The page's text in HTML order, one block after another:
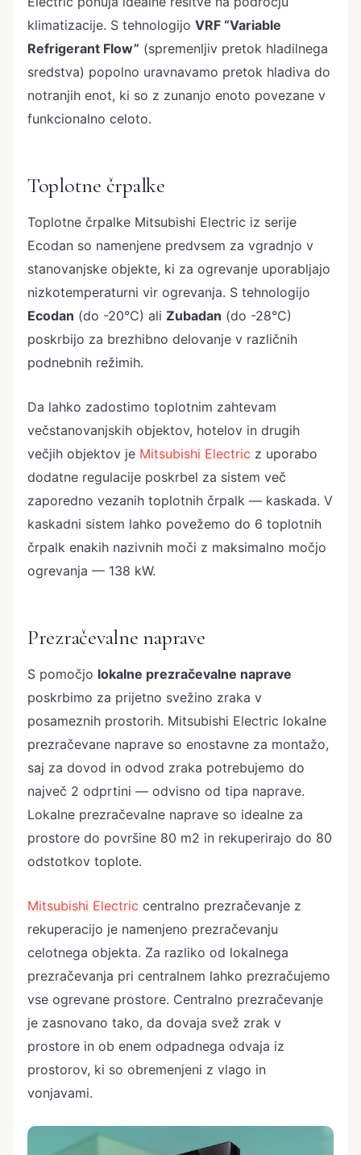
klimatizacije. S tehnologijo VRF “Variable
Refrigerant Flow” (spremenljiv pretok hladilnega
sredstva) popolno uravnavamo pretok hladiva do
notranjih enot, ki so z zunanjo enoto povezane v
funkcionalno celoto.
Toplotne črpalke
Toplotne črpalke Mitsubishi Electric iz serije
Ecodan so namenjene predvsem za vgradnjo v
stanovanjske objekte, ki za ogrevanje uporabljajo
nizkotemperaturni vir ogrevanja. S tehnologijo
Ecodan (do -20°C) ali Zubadan (do -28°C)
poskrbijo za brezhibno delovanje v različnih
podnebnih režimih.
Da lahko zadostimo toplotnim zahtevam
večstanovanjskih objektov, hotelov in drugih
večjih objektov je Mitsubishi Electric z uporabo
dodatne regulacije poskrbel za sistem več
zaporedno vezanih toplotnih črpalk — kaskada. V
kaskadni sistem lahko povežemo do 6 toplotnih
črpalk enakih nazivnih moči z maksimalno močjo
ogrevanja — 138 kW.
Prezračevalne naprave
S pomočjo lokalne prezračevalne naprave
poskrbimo za prijetno svežino zraka v
posameznih prostorih. Mitsubishi Electric lokalne
prezračevane naprave so enostavne za montažo,
saj za dovod in odvod zraka potrebujemo do
največ 2 odprtini — odvisno od tipa naprave.
Lokalne prezračevalne naprave so idealne za
prostore do površine 80 m2 in rekuperirajo do 80
odstotkov toplote.
Mitsubishi Electric centralno prezračevanje z
rekuperacijo je namenjeno prezračevanju
celotnega objekta. Za razliko od lokalnega
prezračevanja pri centralnem lahko prezračujemo
vse ogrevane prostore. Centralno prezračevanje
je zasnovano tako, da dovaja svež zrak v
prostore in ob enem odpadnega odvaja iz
prostorov, ki so obremenjeni z vlago in
vonjavami.